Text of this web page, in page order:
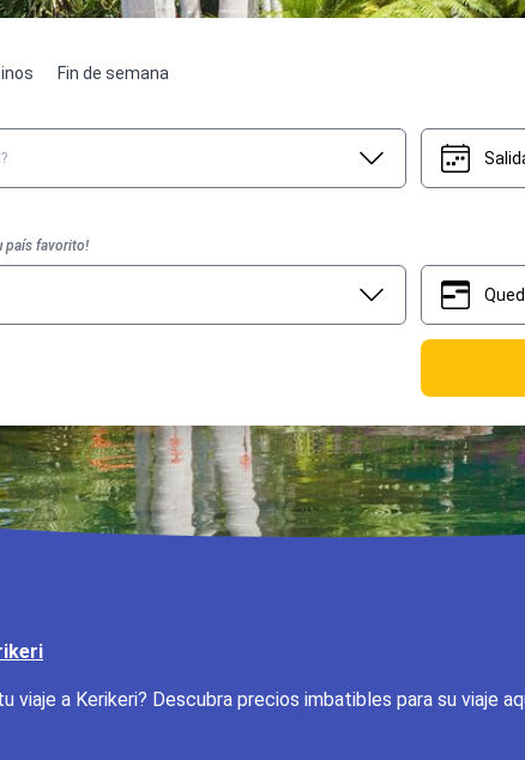
Fin de semana
país favorito!
viaje a Kerikeri? Descubra precios imbatibles para su viaje